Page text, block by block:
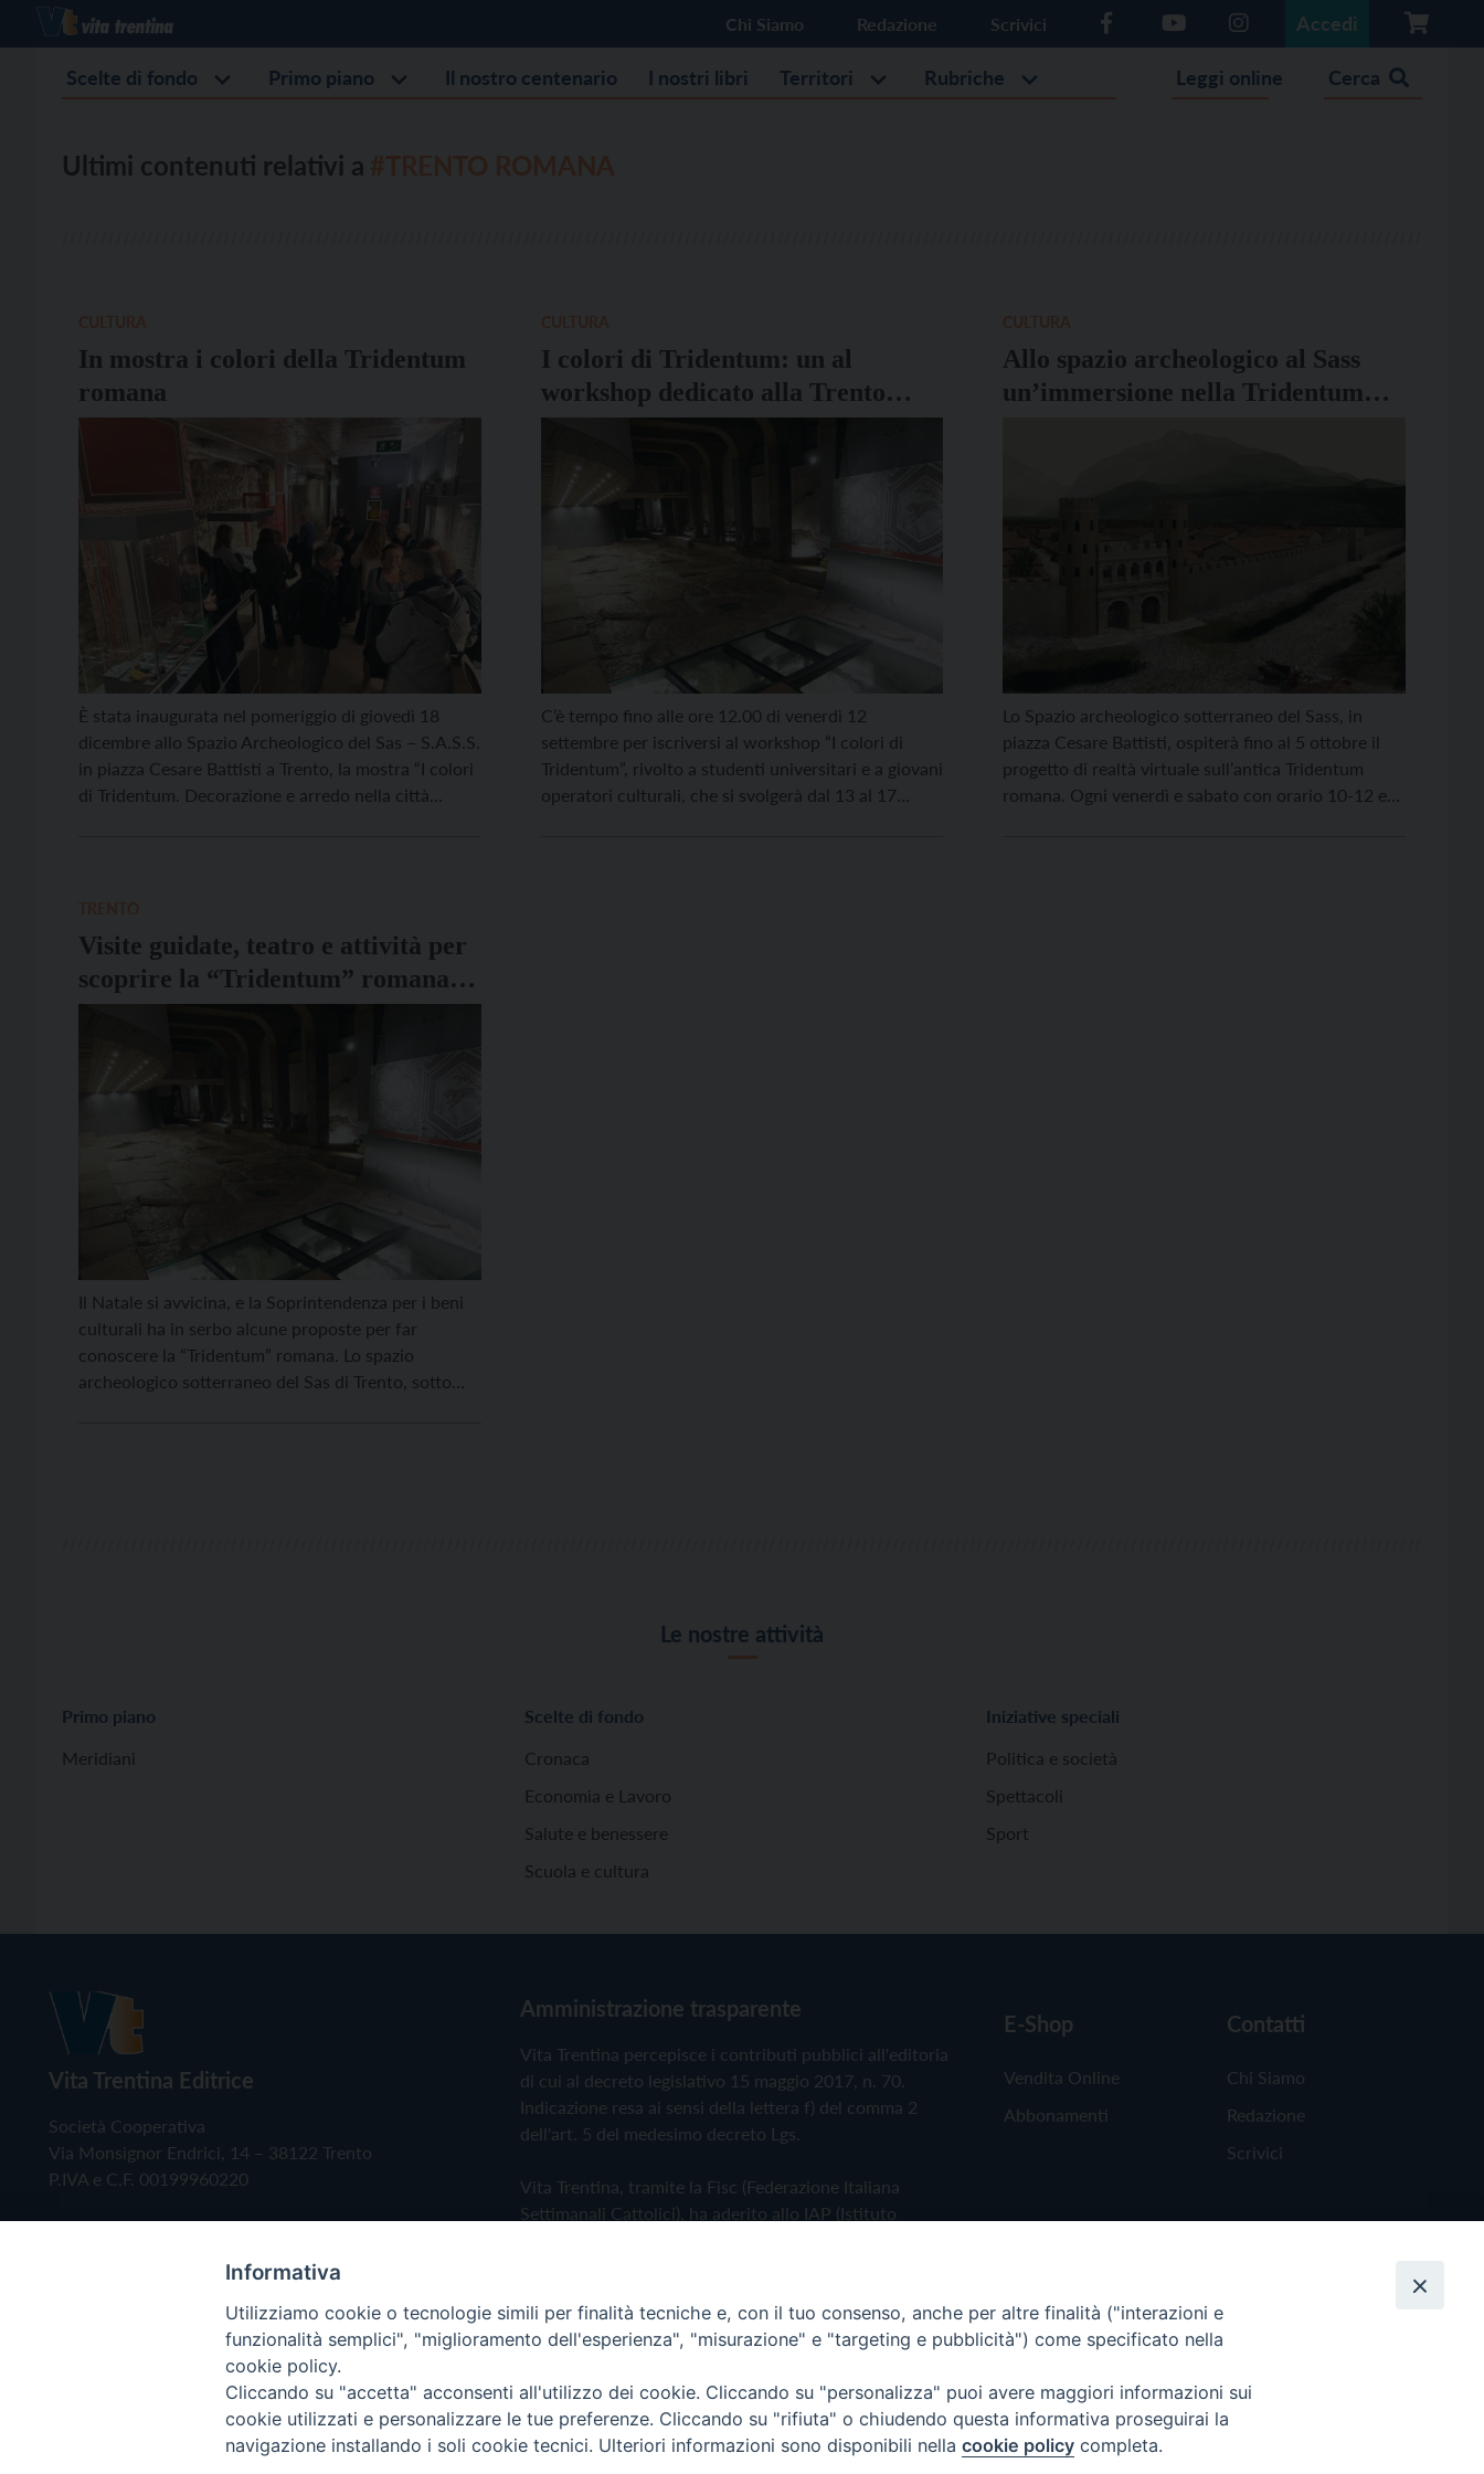
Chi Siamo Redazione Scrivici Accedi
Scelte di fondo Primo piano Il nostro centenario I nostri libri Territori Rubriche Leggi online Cerca
Ultimi contenuti relativi a
In mostra i colori della Tridentum
romana
È stata inaugurata nel pomeriggio di giovedì 18
dicembre allo Spazio Archeologico del Sas – S.A.S.S.
in piazza Cesare Battisti a Trento, la mostra “I colori
di Tridentum. Decorazione e arredo nella città
I colori di Tridentum: un al
workshop dedicato alla Trento
romana
C’è tempo fino alle ore 12.00 di venerdì 12
settembre per iscriversi al workshop “I colori di
Tridentum”, rivolto a studenti universitari e a giovani
operatori culturali, che si svolgerà dal 13 al 17
Allo spazio archeologico al Sass
un’immersione nella Tridentum
Lo Spazio archeologico sotterraneo del Sass, in
piazza Cesare Battisti, ospiterà fino al 5 ottobre il
progetto di realtà virtuale sull’antica Tridentum
romana. Ogni venerdì e sabato con orario 10-12 e
Visite guidate, teatro e attività per
scoprire la “Tridentum” romana a
Natale
Il Natale si avvicina, e la Soprintendenza per i beni
culturali ha in serbo alcune proposte per far
conoscere la “Tridentum” romana. Lo spazio
archeologico sotterraneo del Sas di Trento, sotto
Le nostre attività
Primo piano
Meridiani
Scelte di fondo
Cronaca
Economia e Lavoro
Salute e benessere
Scuola e cultura
Iniziative speciali
Politica e società
Spettacoli
Sport
Vita Trentina Editrice
Società Cooperativa
Via Monsignor Endrici, 14 – 38122 Trento
P.IVA e C.F. 00199960220
Amministrazione trasparente
Vita Trentina percepisce i contributi pubblici all'editoria
di cui al decreto legislativo 15 maggio 2017, n. 70.
Indicazione resa ai sensi della lettera f) del comma 2
dell'art. 5 del medesimo decreto Lgs.
Vita Trentina, tramite la Fisc (Federazione Italiana
Settimanali Cattolici), ha aderito allo IAP (Istituto
Privacy Policy Cookie Policy
E-Shop
Vendita Online
Abbonamenti
Contatti
Chi Siamo
Redazione
Scrivici
Copyright © 2019 - Tutti i diritti riservati - Vita Trentina Editrice
Informativa
Utilizziamo cookie o tecnologie simili per finalità tecniche e, con il tuo consenso, anche per altre finalità ("interazioni e
funzionalità semplici", "miglioramento dell'esperienza", "misurazione" e "targeting e pubblicità") come specificato nella
cookie policy.
Cliccando su "accetta" acconsenti all'utilizzo dei cookie. Cliccando su "personalizza" puoi avere maggiori informazioni sui
cookie utilizzati e personalizzare le tue preferenze. Cliccando su "rifiuta" o chiudendo questa informativa proseguirai la
navigazione installando i soli cookie tecnici. Ulteriori informazioni sono disponibili nella cookie policy completa.